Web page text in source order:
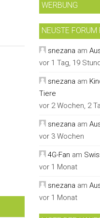
WERBUNG
NEUSTE FORUM
snezana am
vor 1 Tag, 19
snezana am
Tiere
vor 2 Wochen, 2
snezana am
vor 3 Wochen
4G-Fan am
vor 1 Monat
snezana am
vor 1 Monat